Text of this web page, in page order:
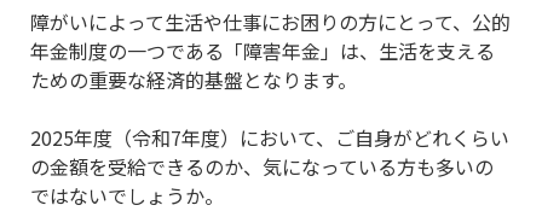
障がいによって生活や仕事にお困りの方にとって、公的
年金制度の一つである「障害年金」は、生活を支える
ための重要な経済的基盤となります。
2025年度（令和7年度）において、ご自身がどれくらい
の金額を受給できるのか、気になっている方も多いの
ではないでしょうか。